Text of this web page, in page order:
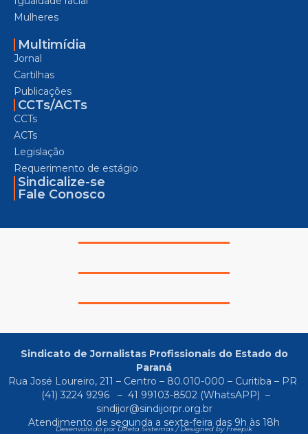
Mulheres
Multimídia
Jornal
Cartilhas
Publicações
CCTs/ACTs
CCTs
ACTs
Legislação
Requerimento de estágio
Sindicalize-se
Fale Conosco
Sindicato de Jornalistas Profissionais do Estado do
Paraná
Rua José Loureiro, 211 – Centro – 80.010-000 – Curitiba – PR
(41) 3224 9296
– 41 99103-8502(WhatsAPP) –
sindijor@sindijorpr.org.br
Atendimento de segunda a sexta-feira das 9h às 18h
Desenvolvido por Direta Sistemas /Designed by Freepik